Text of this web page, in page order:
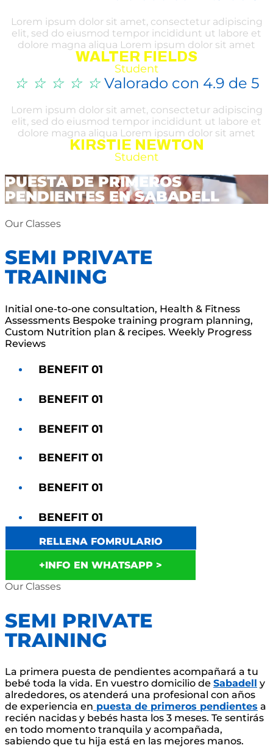
Lorem ipsum dolor sit amet, consectetur adipiscing
elit, sed do eiusmod tempor incididunt ut labore et
dolore magna aliqua Lorem ipsum dolor sit amet
WALTER FIELDS
Student
☆ ☆ ☆ ☆ ☆ Valorado con 4.9 de 5
Lorem ipsum dolor sit amet, consectetur adipiscing
elit, sed do eiusmod tempor incididunt ut labore et
dolore magna aliqua Lorem ipsum dolor sit amet
KIRSTIE NEWTON
Student
PUESTA DE PRIMEROS
PENDIENTES EN SABADELL
Our Classes
SEMI PRIVATE
TRAINING
Initial one-to-one consultation, Health & Fitness
Assessments Bespoke training program planning,
Custom Nutrition plan & recipes. Weekly Progress
Reviews
BENEFIT 01
BENEFIT 01
BENEFIT 01
BENEFIT 01
BENEFIT 01
BENEFIT 01
RELLENA FOMRULARIO
+INFO EN WHATSAPP >
Our Classes
SEMI PRIVATE
TRAINING
La primera puesta de pendientes acompañará a tu
bebé toda la vida. En vuestro domicilio de Sabadell y
alrededores, os atenderá una profesional con años
de experiencia en puesta de primeros pendientes a
recién nacidas y bebés hasta los 3 meses. Te sentirás
en todo momento tranquila y acompañada,
sabiendo que tu hija está en las mejores manos.